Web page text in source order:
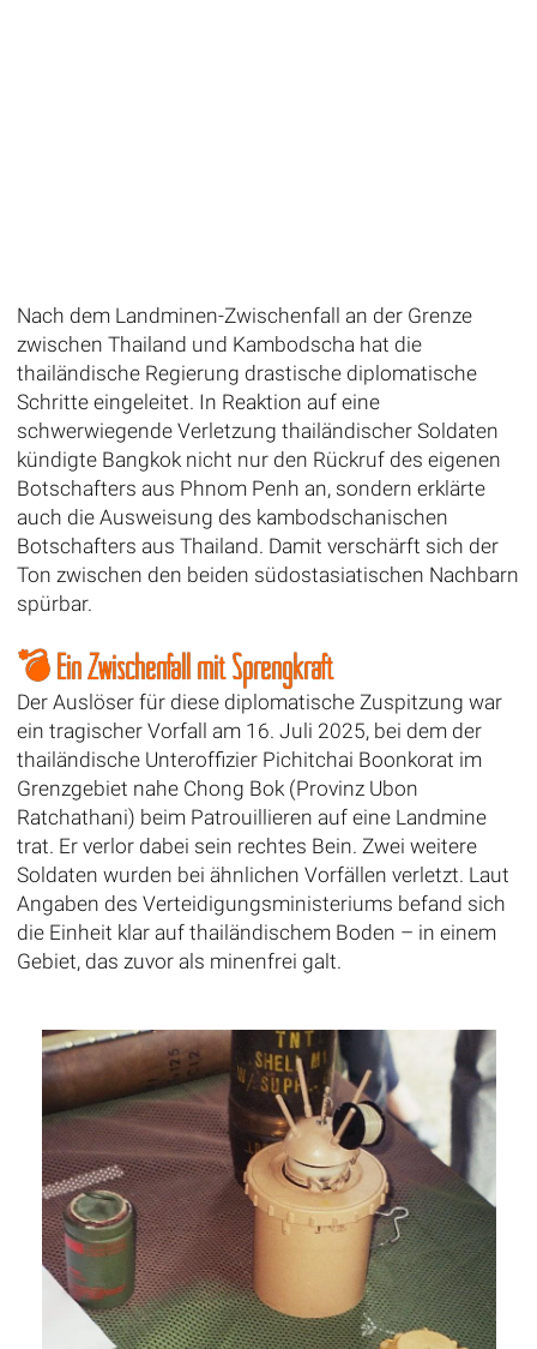
Nach dem Landminen-Zwischenfall an der Grenze
zwischen Thailand und Kambodscha hat die
thailändische Regierung drastische diplomatische
Schritte eingeleitet. In Reaktion auf eine
schwerwiegende Verletzung thailändischer Soldaten
kündigte Bangkok nicht nur den Rückruf des eigenen
Botschafters aus Phnom Penh an, sondern erklärte
auch die Ausweisung des kambodschanischen
Botschafters aus Thailand. Damit verschärft sich der
Ton zwischen den beiden südostasiatischen Nachbarn
spürbar.
💣 Ein Zwischenfall mit Sprengkraft
Der Auslöser für diese diplomatische Zuspitzung war
ein tragischer Vorfall am 16. Juli 2025, bei dem der
thailändische Unteroffizier Pichitchai Boonkorat im
Grenzgebiet nahe Chong Bok (Provinz Ubon
Ratchathani) beim Patrouillieren auf eine Landmine
trat. Er verlor dabei sein rechtes Bein. Zwei weitere
Soldaten wurden bei ähnlichen Vorfällen verletzt. Laut
Angaben des Verteidigungsministeriums befand sich
die Einheit klar auf thailändischem Boden – in einem
Gebiet, das zuvor als minenfrei galt.